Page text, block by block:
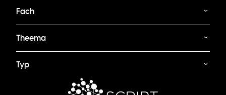
Fach
Theema
Typ